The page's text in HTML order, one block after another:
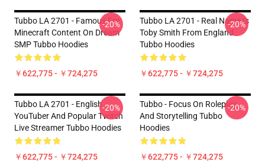
Tubbo LA 2701 - Famous For
Minecraft Content On Dream
SMP Tubbo Hoodies
￥622,775 - ￥724,275
-20%
Tubbo LA 2701 - Real Name Is
Toby Smith From England
Tubbo Hoodies
￥622,775 - ￥724,275
-20%
Tubbo LA 2701 - English
YouTuber And Popular Twitch
Live Streamer Tubbo Hoodies
￥622,775 - ￥724,275
-20%
Tubbo - Focus On Roleplay
And Storytelling Tubbo
Hoodies
￥622,775 - ￥724,275
-20%